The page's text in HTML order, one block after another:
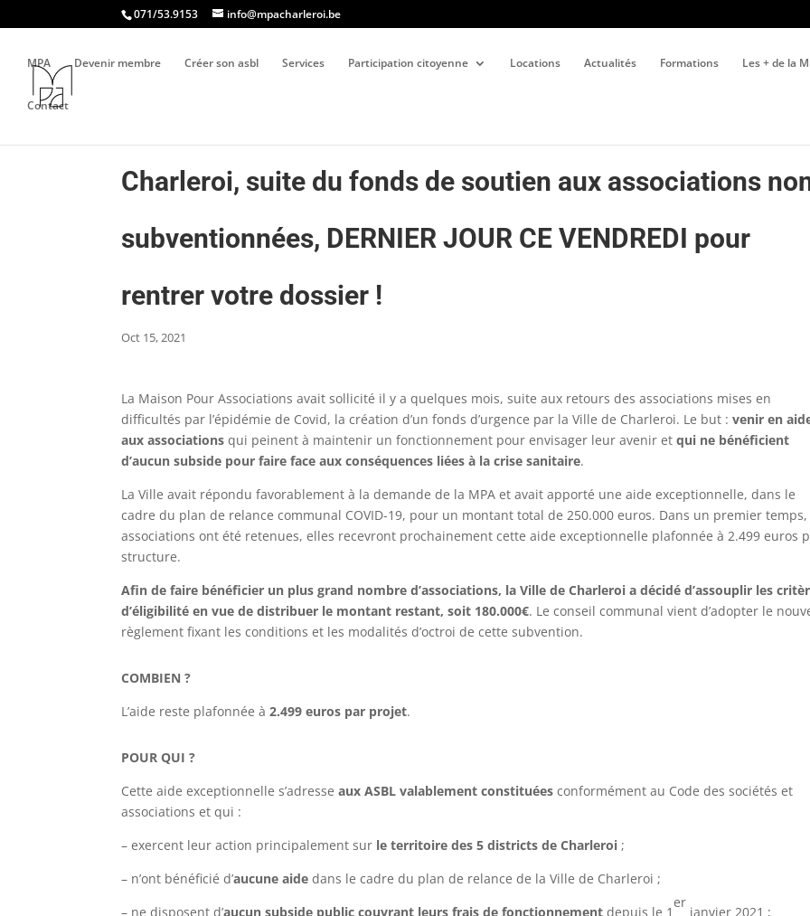
071/53.9153 info@mpacharleroi.be
MPA Devenir membre Créer son asbl Services Participation citoyenne Locations Actualités Formations Les + de la
Contact
Charleroi, suite du fonds de soutien aux associations
subventionnées, DERNIER JOUR CE VENDREDI pour
rentrer votre dossier !
Oct 15, 2021
La Maison Pour Associations avait sollicité il y a quelques mois, suite aux retours des associations mises en
difficultés par l’épidémie de Covid, la création d’un fonds d’urgence par la Ville de Charleroi. Le but :venir en
aux associations qui peinent à maintenir un fonctionnement pour envisager leur avenir etqui ne bénéficient
d’aucun subside pour faire face aux conséquences liées à la crise sanitaire.
La Ville avait répondu favorablement à la demande de la MPA et avait apporté une aide exceptionnelle, dans le
cadre du plan de relance communal COVID-19, pour un montant total de 250.000 euros. Dans un premier temps,
associations ont été retenues, elles recevront prochainement cette aide exceptionnelle plafonnée à 2.499 euros
structure.
Afin de faire bénéficier un plus grand nombre d’associations, la Ville de Charleroi a décidé d’assouplir les
d’éligibilité en vue de distribuer le montant restant, soit 180.000€. Le conseil communal vient d’adopter le
règlement fixant les conditions et les modalités d’octroi de cette subvention.
COMBIEN ?
L’aide reste plafonnée à2.499 euros par projet.
POUR QUI ?
Cette aide exceptionnelle s’adresseaux ASBL valablement constituées conformément au Code des sociétés et
associations et qui :
– exercent leur action principalement sur le territoire des 5 districts de Charleroi ;
– n’ont bénéficié d’aucune aide dans le cadre du plan de relance de la Ville de Charleroi ;
– ne disposent d’aucun subside public couvrant leurs frais de fonctionnement depuis le 1
er
janvier 2021 ;